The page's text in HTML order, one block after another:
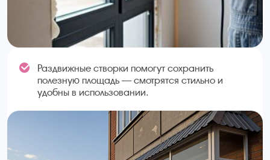
Раздвижные створки помогут сохранить
полезную площадь — смотрятся стильно и
удобны в использовании.